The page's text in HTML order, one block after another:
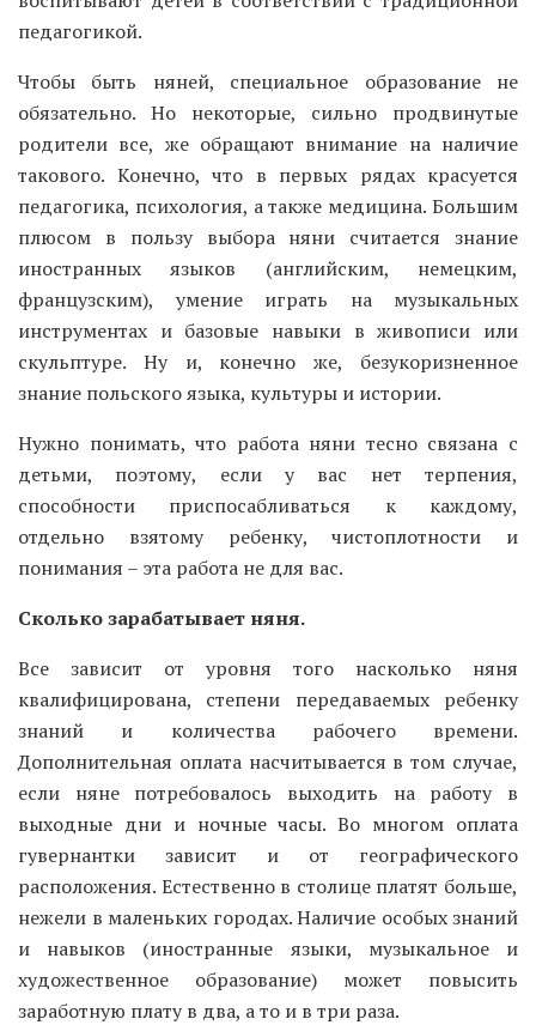
педагогикой.
Чтобы быть няней, специальное образование не
обязательно. Но некоторые, сильно продвинутые
родители все, же обращают внимание на наличие
такового. Конечно, что в первых рядах красуется
педагогика, психология, а также медицина. Большим
плюсом в пользу выбора няни считается знание
иностранных языков (английским, немецким,
французским), умение играть на музыкальных
инструментах и базовые навыки в живописи или
скульптуре. Ну и, конечно же, безукоризненное
знание польского языка, культуры и истории.
Нужно понимать, что работа няни тесно связана с
детьми, поэтому, если у вас нет терпения,
способности приспосабливаться к каждому,
отдельно взятому ребенку, чистоплотности и
понимания – эта работа не для вас.
Сколько зарабатывает няня.
Все зависит от уровня того насколько няня
квалифицирована, степени передаваемых ребенку
знаний и количества рабочего времени.
Дополнительная оплата насчитывается в том случае,
если няне потребовалось выходить на работу в
выходные дни и ночные часы. Во многом оплата
гувернантки зависит и от географического
расположения. Естественно в столице платят больше,
нежели в маленьких городах. Наличие особых знаний
и навыков (иностранные языки, музыкальное и
художественное образование) может повысить
заработную плату в два, а то и в три раза.